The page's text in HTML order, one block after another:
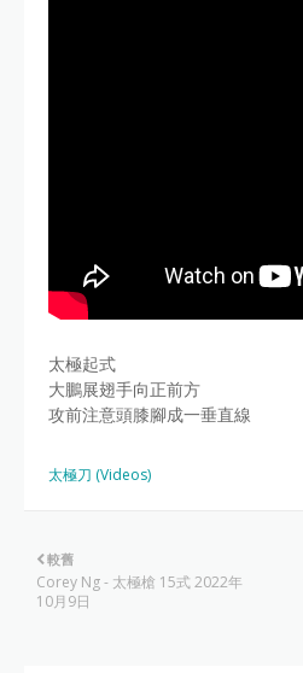
太極起式
大鵬展翅手向正前方
攻前注意頭膝腳成一垂直線
太極刀 (Videos)
較舊
Corey Ng - 太極槍 15式 2022年
10月9日